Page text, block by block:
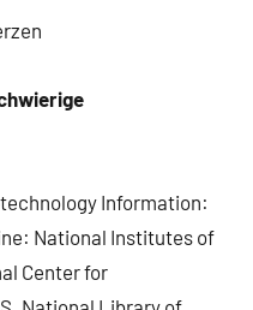
Information:
National Institutes of
Center for